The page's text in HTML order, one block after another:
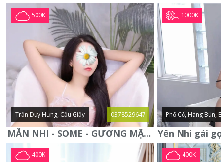
500K
Trần Duy Hưng, Cầu Giấy 0378529647
MẪN NHI - SOME - GƯƠNG MẶT XINH XẮN -CỰC CHIỀU KHÁCH
1000K
Phố Cổ, Hàng Bún,
400K 400K